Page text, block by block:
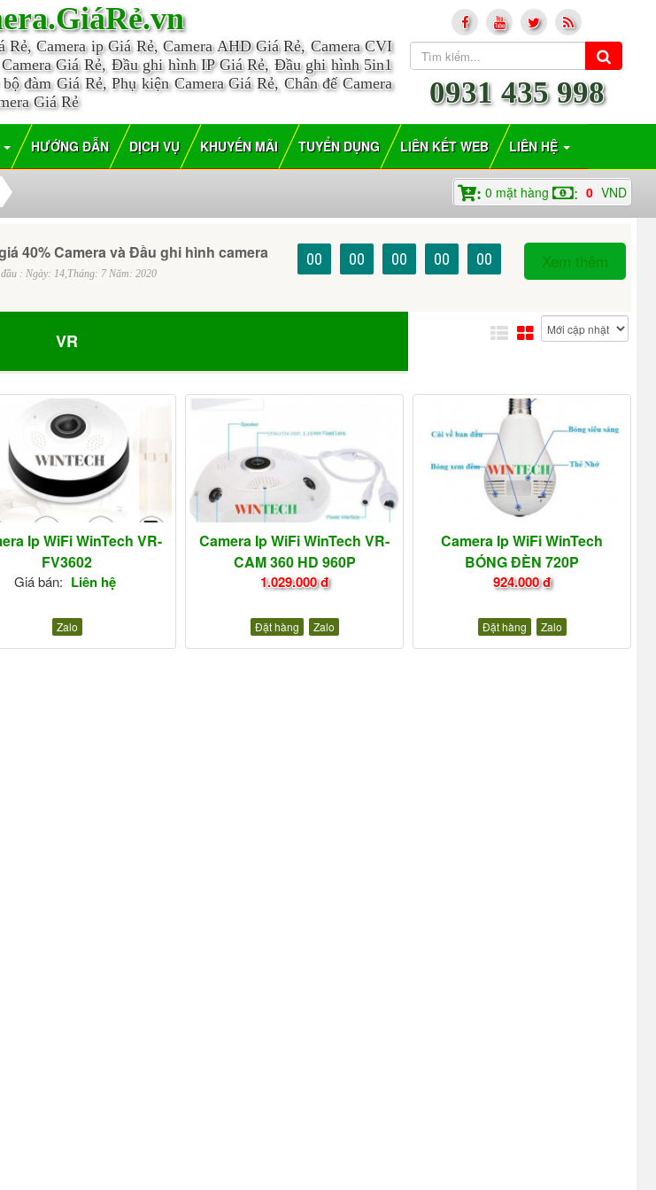
Rẻ, Camera ip Giá Rẻ, Camera AHD Giá Rẻ, Camera CVI
Giá Rẻ, Đầu ghi hình IP Giá Rẻ, Đầu ghi hình 5in1
đàm Giá Rẻ, Phụ kiện Camera Giá Rẻ, Chân đế Camera
Giá Rẻ
0931 435 998
HƯỚNG ĐẪN DỊCH VỤ KHUYẾN MÃI TUYỂN DỤNG LIÊN KẾT WEB LIÊN HỆ
: 0 mặt hàng : 0 VND
40% Camera và Đầu ghi hình camera
: Ngày: 14,Tháng: 7 Năm: 2020
00 00 00 00 00 Xem thêm
VR
Ip WiFi WinTech VR-
FV3602
Giá bán: Liên hệ
Zalo
Camera Ip WiFi WinTech VR-
CAM 360 HD 960P
1.029.000 đ
Đặt hàng Zalo
Camera Ip WiFi WinTech
BÓNG ĐÈN 720P
924.000 đ
Đặt hàng Zalo